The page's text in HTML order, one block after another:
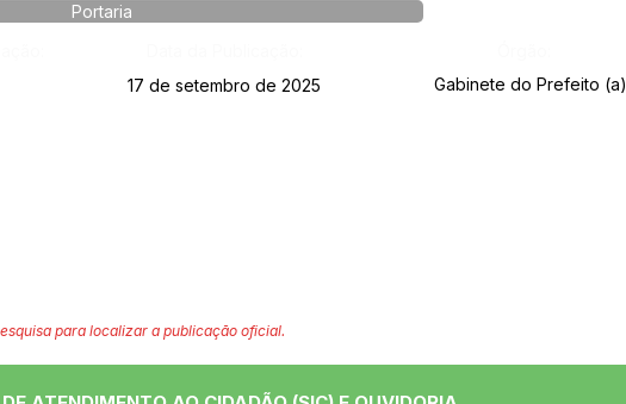
Portaria
17 de setembro de 2025 Gabinete do Prefeito (a)
para localizar a publicação oficial.